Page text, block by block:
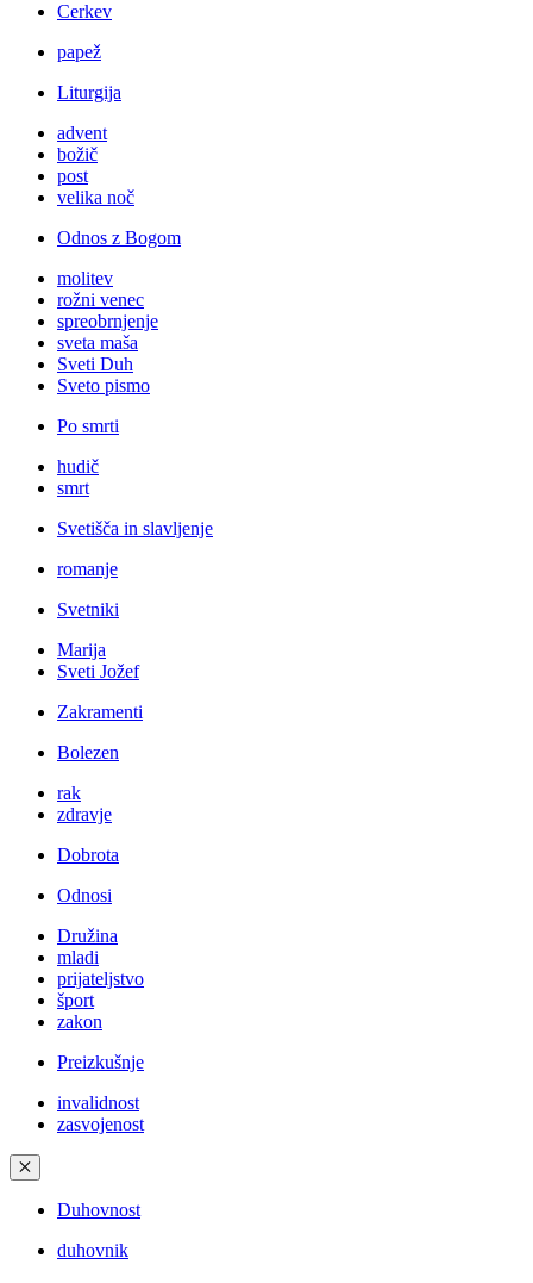
Cerkev
papež
Liturgija
advent
božič
post
velika noč
Odnos z Bogom
molitev
rožni venec
spreobrnjenje
sveta maša
Sveti Duh
Sveto pismo
Po smrti
hudič
smrt
Svetišča in slavljenje
romanje
Svetniki
Marija
Sveti Jožef
Zakramenti
Bolezen
rak
zdravje
Dobrota
Odnosi
Družina
mladi
prijateljstvo
šport
zakon
Preizkušnje
invalidnost
zasvojenost
✕
Duhovnost
duhovnik